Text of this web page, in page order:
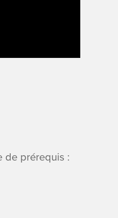
de prérequis :